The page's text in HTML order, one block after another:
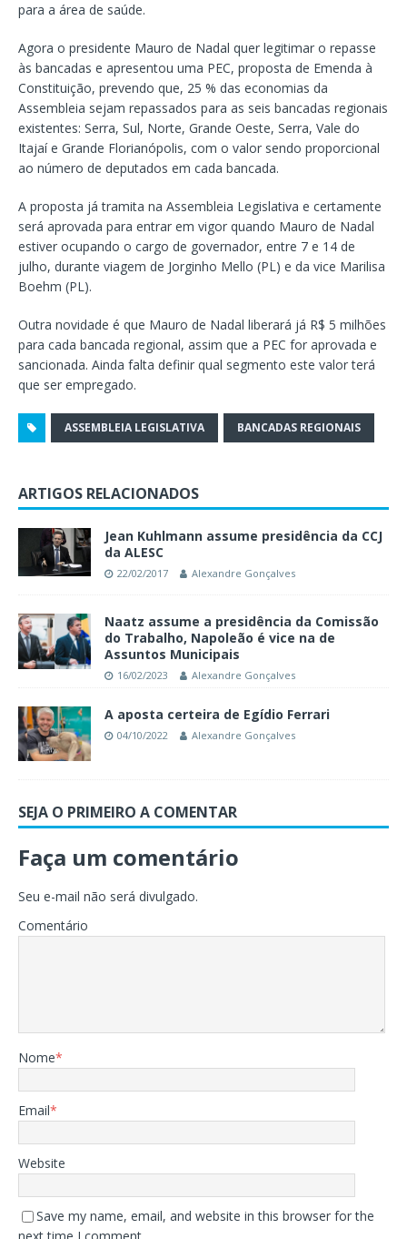
para a área de saúde.
Agora o presidente Mauro de Nadal quer legitimar o repasse
às bancadas e apresentou uma PEC, proposta de Emenda à
Constituição, prevendo que, 25 % das economias da
Assembleia sejam repassados para as seis bancadas regionais
existentes: Serra, Sul, Norte, Grande Oeste, Serra, Vale do
Itajaí e Grande Florianópolis, com o valor sendo proporcional
ao número de deputados em cada bancada.
A proposta já tramita na Assembleia Legislativa e certamente
será aprovada para entrar em vigor quando Mauro de Nadal
estiver ocupando o cargo de governador, entre 7 e 14 de
julho, durante viagem de Jorginho Mello (PL) e da vice Marilisa
Boehm (PL).
Outra novidade é que Mauro de Nadal liberará já R$ 5 milhões
para cada bancada regional, assim que a PEC for aprovada e
sancionada. Ainda falta definir qual segmento este valor terá
que ser empregado.
ASSEMBLEIA LEGISLATIVA BANCADAS REGIONAIS
ARTIGOS RELACIONADOS
Jean Kuhlmann assume presidência da CCJ
da ALESC
22/02/2017 Alexandre Gonçalves
Naatz assume a presidência da Comissão
do Trabalho, Napoleão é vice na de
Assuntos Municipais
16/02/2023 Alexandre Gonçalves
A aposta certeira de Egídio Ferrari
04/10/2022 Alexandre Gonçalves
SEJA O PRIMEIRO A COMENTAR
Faça um comentário
Seu e-mail não será divulgado.
Comentário
Nome*
Email*
Website
Save my name, email, and website in this browser for the
next time I comment.